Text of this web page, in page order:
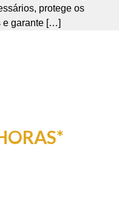
protege os
e garante […]